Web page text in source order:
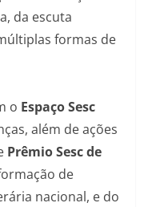
da escuta
formas de
o Espaço Sesc
além de ações
Prêmio Sesc de
de
nacional, e do